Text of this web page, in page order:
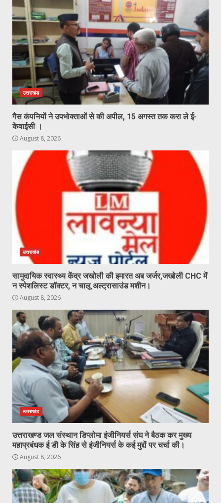
उत्तराखंड
गैस कंपनियों ने उपभोक्ताओं से की अपील, 15 अगस्त तक करा ले ई-
केवाईसी ।
August 8, 2026
उत्तराखंड
सामुदायिक स्वास्थ्य केंद्र जखोली की इमारत अब जर्जर,जखोली CHC में
न स्पेशलिस्ट डॉक्टर, न चालू अल्ट्रासाउंड मशीन।
August 8, 2026
उत्तराखंड
उत्तराखण्ड जल संस्थान डिप्लोमा इंजीनियर्स संघ ने बैठक कर मुख्य
महाप्रबंधक ई डी के सिंह से इंजीनियर्स के कई मुद्दों पर चर्चा की।
August 8, 2026